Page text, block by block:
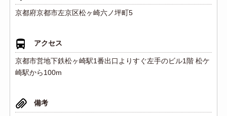
京都府京都市左京区松ヶ崎六ノ坪町5
アクセス
京都市営地下鉄松ヶ崎駅1番出口よりすぐ左手のビル1階 松ケ
崎駅から100m
備考